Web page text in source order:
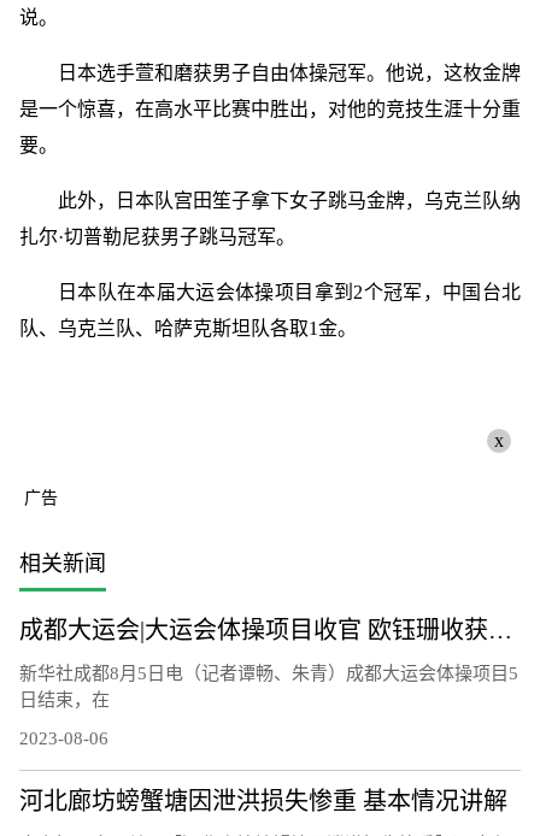
说。
日本选手萱和磨获男子自由体操冠军。他说，这枚金牌
是一个惊喜，在高水平比赛中胜出，对他的竞技生涯十分重
要。
此外，日本队宫田笙子拿下女子跳马金牌，乌克兰队纳
扎尔·切普勒尼获男子跳马冠军。
日本队在本届大运会体操项目拿到2个冠军，中国台北
队、乌克兰队、哈萨克斯坦队各取1金。
x
广告
相关新闻
成都大运会|大运会体操项目收官 欧钰珊收获第四金
新华社成都8月5日电（记者谭畅、朱青）成都大运会体操项目5
日结束，在
2023-08-06
河北廊坊螃蟹塘因泄洪损失惨重 基本情况讲解